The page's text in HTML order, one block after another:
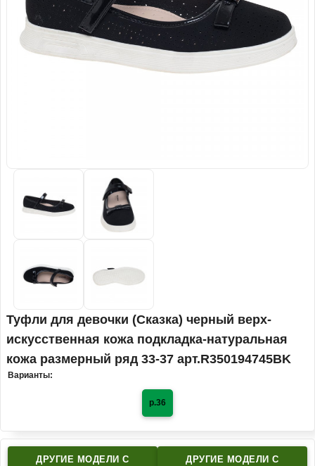
Туфли для девочки (Сказка) черный верх-
искусственная кожа подкладка-натуральная
кожа размерный ряд 33-37 арт.R350194745BK
Варианты:
р.36
ДРУГИЕ МОДЕЛИ C ДРУГИЕ МОДЕЛИ C